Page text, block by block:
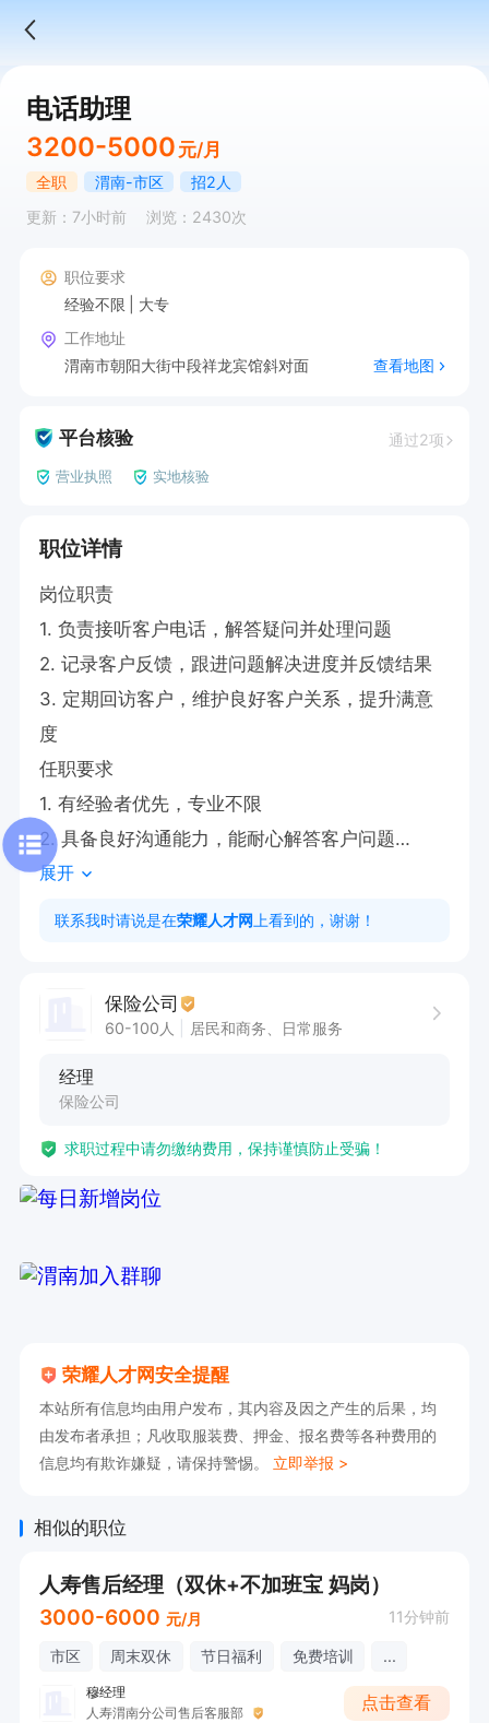
电话助理
3200-5000 元/月
全职 渭南-市区
招2人
更新：7小时前
浏览：2430次
职位要求
经验不限
大专
工作地址
渭南市朝阳大街中段祥龙宾馆斜对面
查看地图
平台核验 通过2项
营业执照 实地核验
职位详情
岗位职责
1. 负责接听客户电话，解答疑问并处理问题
2. 记录客户反馈，跟进问题解决进度并反馈结果
3. 定期回访客户，维护良好客户关系，提升满意
度
任职要求
1. 有经验者优先，专业不限
2. 具备良好沟通能力，能耐心解答客户问题
3. 有客服工作经验者优先，抗压能力强
展开
联系我时请说是在荣耀人才网 上看到的，谢谢！
保险公司
60-100人 居民和商务、日常服务
经理
保险公司
求职过程中请勿缴纳费用，保持谨慎防止受骗！
荣耀人才网安全提醒
本站所有信息均由用户发布，其内容及因之产生的后果，均
由发布者承担；凡收取服装费、押金、报名费等各种费用的
信息均有欺诈嫌疑，请保持警惕。 立即举报 >
相似的职位
人寿售后经理（双休+不加班宝 妈岗）
3000-6000 元/月 11分钟前
市区 周末双休 节日福利 免费培训 ...
穆经理
人寿渭南分公司售后客服部
点击查看